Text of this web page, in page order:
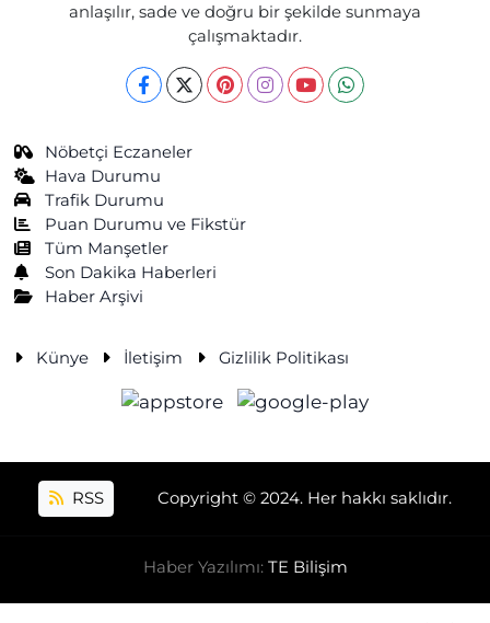
anlaşılır, sade ve doğru bir şekilde sunmaya
çalışmaktadır.
Nöbetçi Eczaneler
Hava Durumu
Trafik Durumu
Puan Durumu ve Fikstür
Tüm Manşetler
Son Dakika Haberleri
Haber Arşivi
Künye İletişim Gizlilik Politikası
RSS Copyright © 2024. Her hakkı saklıdır.
Haber Yazılımı: TE Bilişim